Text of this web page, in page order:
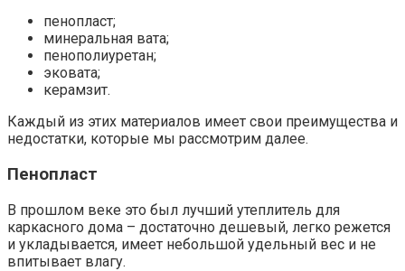
пенопласт;
минеральная вата;
пенополиуретан;
эковата;
керамзит.
Каждый из этих материалов имеет свои преимущества и
недостатки, которые мы рассмотрим далее.
Пенопласт
В прошлом веке это был лучший утеплитель для
каркасного дома – достаточно дешевый, легко режется
и укладывается, имеет небольшой удельный вес и не
впитывает влагу.